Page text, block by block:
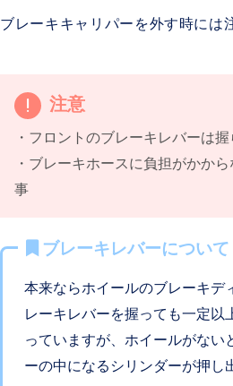
ブレーキキャリパーを外す時には
注意
・フロントのブレーキレバーは
・ブレーキホースに負担がかか
事
ブレーキレバーについて
本来ならホイールのブレーキデ
レーキレバーを握っても一定以
っていますが、ホイールがない
ーの中になるシリンダーが押し